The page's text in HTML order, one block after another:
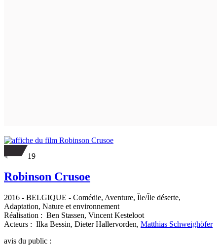
19
Robinson Crusoe
2016 - BELGIQUE - Comédie, Aventure, Île/Île déserte,
Adaptation, Nature et environnement
Réalisation : Ben Stassen, Vincent Kesteloot
Acteurs : Ilka Bessin, Dieter Hallervorden, Matthias Schweighöfer
avis du public :